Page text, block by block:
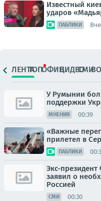
Известный
ударов
ПАБЛИКИ
ЛЕНТАТОПОФИЦ.ВИДЕОСМИ
У Румынии
поддержки
МНЕНИЯ 00:39
«Важные
прилетел в
ПАБЛИКИ
Экс-
заявил о
Россией
СМИ 00:30